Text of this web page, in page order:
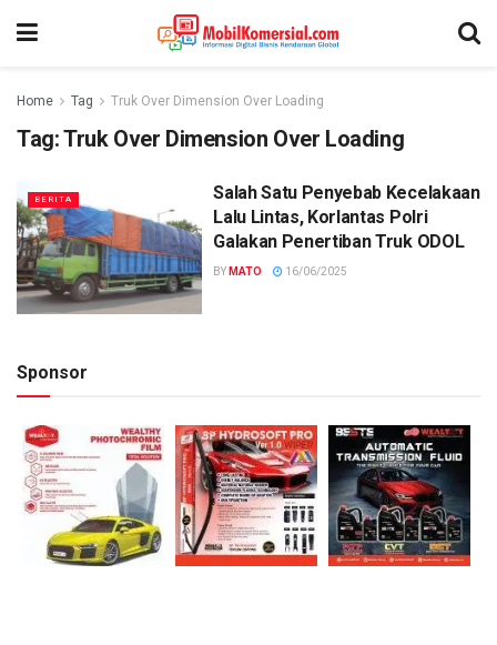
Home Tag Truk Over Dimension Over Loading
Tag:Truk Over Dimension Over Loading
BERITA
Salah Satu Penyebab Kecelakaan
Lalu Lintas, Korlantas Polri
Galakan Penertiban Truk ODOL
BY MATO 16/06/2025
Sponsor